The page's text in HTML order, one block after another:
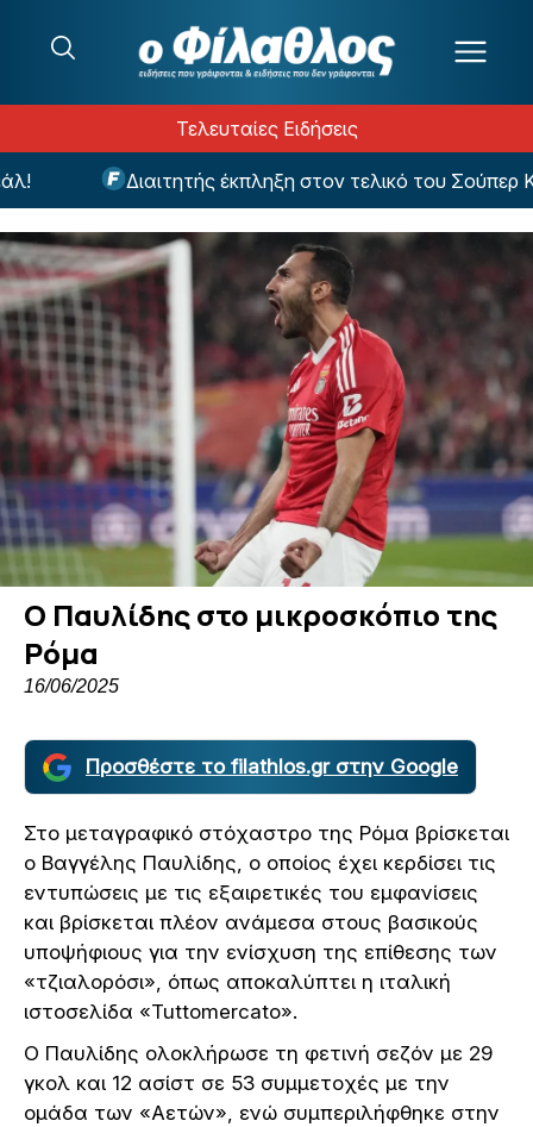
Τελευταίες Ειδήσεις
Διαιτητής έκπληξη στον τελικό του Σούπερ
Ο Παυλίδης στο μικροσκόπιο της
Ρόμα
16/06/2025
Προσθέστε το filathlos.gr στην Google
Στο μεταγραφικό στόχαστρο της Ρόμα βρίσκεται
ο Βαγγέλης Παυλίδης, ο οποίος έχει κερδίσει τις
εντυπώσεις με τις εξαιρετικές του εμφανίσεις
και βρίσκεται πλέον ανάμεσα στους βασικούς
υποψήφιους για την ενίσχυση της επίθεσης των
«τζιαλορόσι», όπως αποκαλύπτει η ιταλική
ιστοσελίδα «Tuttomercato».
Ο Παυλίδης ολοκλήρωσε τη φετινή σεζόν με 29
γκολ και 12 ασίστ σε 53 συμμετοχές με την
ομάδα των «Αετών», ενώ συμπεριλήφθηκε στην